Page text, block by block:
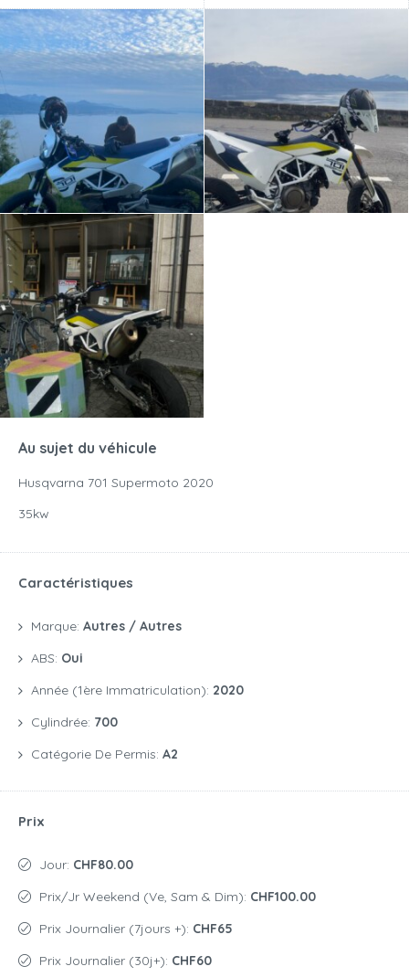
Au sujet du véhicule
Husqvarna 701 Supermoto 2020
35kw
Caractéristiques
Marque: Autres / Autres
ABS: Oui
Année (1ère Immatriculation): 2020
Cylindrée: 700
Catégorie De Permis: A2
Prix
Jour: CHF80.00
Prix/jr Weekend (Ve, Sam & Dim): CHF100.00
Prix Journalier (7jours +): CHF65
Prix Journalier (30j+): CHF60